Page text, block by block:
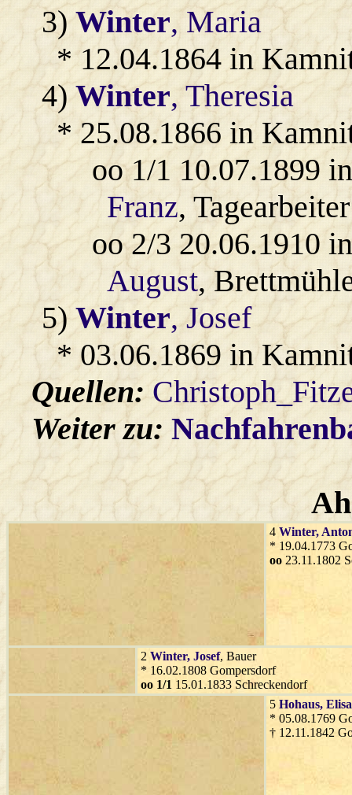
3)Winter, Maria
* 12.04.1864 in
4)Winter, Theresia
* 25.08.1866 in
oo 1/1 10.07.1899
Franz,
oo 2/3 20.06.1910
August,
5)Winter, Josef
* 03.06.1869 in
Quellen:
Weiter zu:
4 Winter,
* 19.04.1773
oo 23.11.1802
2 Winter, Josef, Bauer
* 16.02.1808 Gompersdorf
oo 1/1 15.01.1833 Schreckendorf
5 Hohaus,
* 05.08.1769
† 12.11.1842